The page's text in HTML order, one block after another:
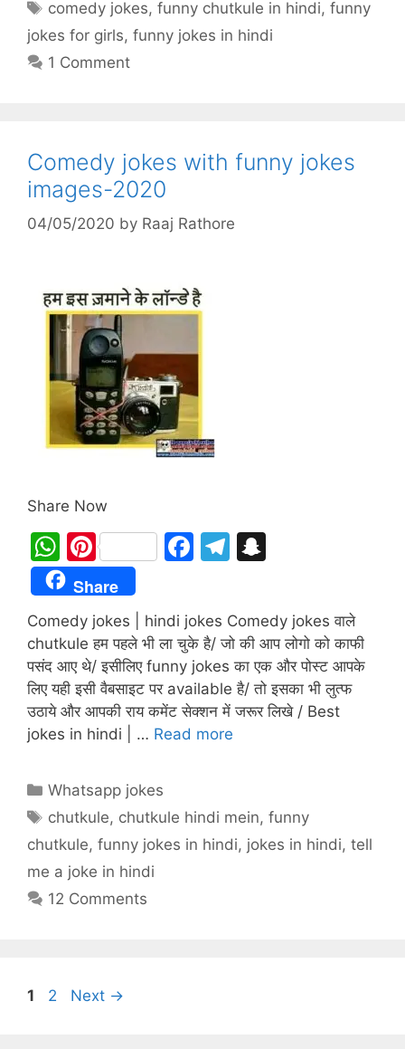
Tags
comedy jokes,funny chutkule in hindi,funny
jokes for girls, funny jokes in hindi
1 Comment
Comedy jokes with funny jokes
images-2020
04/05/2020 by Raaj Rathore
Share Now
W
h
at
s
A
p
p
Pi
nt
er
e
st
F
e
b
o
o
k
T
gr
a
m
p
c
h
at
Share
Comedy jokes | hindi jokes Comedy jokes वाले
chutkule हम पहले भी ला चुके है/ जो की आप लोगो को काफी
पसंद आए थे/ इसीलिए funny jokes का एक और पोस्ट आपके
लिए यही इसी वैबसाइट पर available है/ तो इसका भी लुत्फ
उठाये और आपकी राय कमेंट सेक्शन में जरूर लिखे / Best
jokes in hindi | … Read more
Categories
Whatsapp jokes
Tags
chutkule, chutkule hindi mein,funny
chutkule, funny jokes in hindi, jokes in hindi, tell
me a joke in hindi
12 Comments
Page
1 Page
2 Next →